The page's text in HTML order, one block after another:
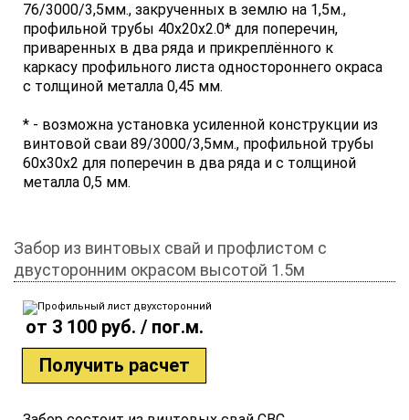
76/3000/3,5мм., закрученных в землю на 1,5м.,
профильной трубы 40x20x2.0* для поперечин,
приваренных в два ряда и прикреплённого к
каркасу профильного листа одностороннего окраса
с толщиной металла 0,45 мм.
* - возможна установка усиленной конструкции из
винтовой сваи 89/3000/3,5мм., профильной трубы
60х30х2 для поперечин в два ряда и с толщиной
металла 0,5 мм.
Забор из винтовых свай и профлистом с
двусторонним окрасом высотой 1.5м
от 3 100 руб. / пог.м.
Получить расчет